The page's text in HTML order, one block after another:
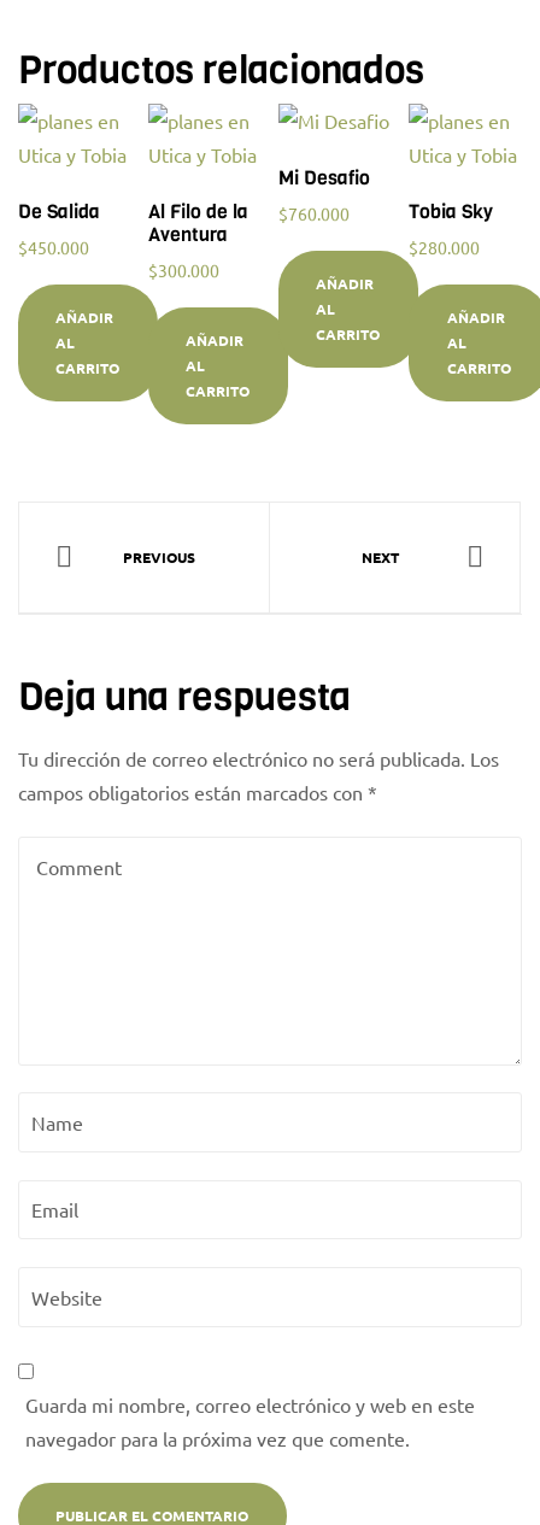
Productos relacionados
De Salida
$450.000
AÑADIR
AL
CARRITO
Al Filo de la
Aventura
$300.000
AÑADIR
AL
CARRITO
Mi Desafio
$760.000
AÑADIR
AL
CARRITO
Tobia Sky
$280.000
AÑADIR
AL
CARRITO
PREVIOUS NEXT
Deja una respuesta
Tu dirección de correo electrónico no será publicada. Los
campos obligatorios están marcados con *
Guarda mi nombre, correo electrónico y web en este
navegador para la próxima vez que comente.